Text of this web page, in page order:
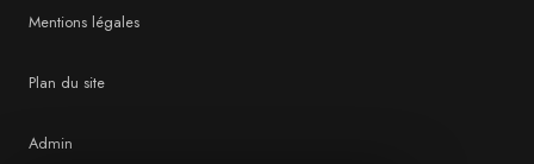
Mentions légales
Plan du site
Admin